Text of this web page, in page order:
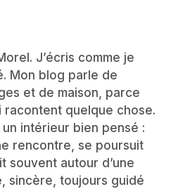
J’écris comme je
Mon blog parle de
et de maison, parce
racontent quelque chose.
intérieur bien pensé :
rencontre, se poursuit
souvent autour d’une
sincère, toujours guidé